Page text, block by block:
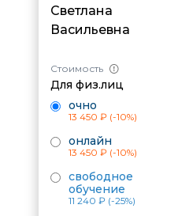
Светлана
Васильевна
Стоимость
Для физ.лиц
очно
13 450 ₽ (-10%)
онлайн
13 450 ₽ (-10%)
свободное
обучение
11 240 ₽ (-25%)